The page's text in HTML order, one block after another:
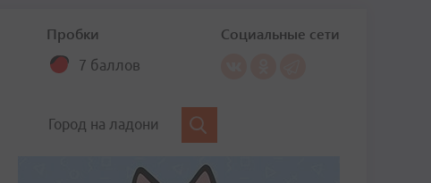
Пробки
7 баллов
Социальные сети
Город на ладони